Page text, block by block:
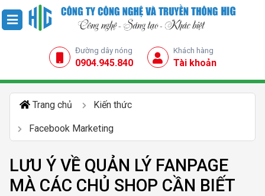
Đường dây nóng
0904.945.840
Khách hàng
Tài khoản
Trang chủ Kiến thức
Facebook Marketing
LƯU Ý VỀ QUẢN LÝ FANPAGE
MÀ CÁC CHỦ SHOP CẦN BIẾT